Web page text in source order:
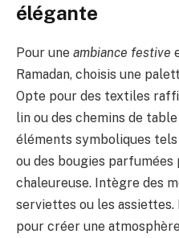
élégante
Pour une ambiance festive
Ramadan, choisis une
Opte pour des textiles
lin ou des chemins de
éléments symboliques
ou des bougies parfumées
chaleureuse. Intègre des
serviettes ou les
pour créer une